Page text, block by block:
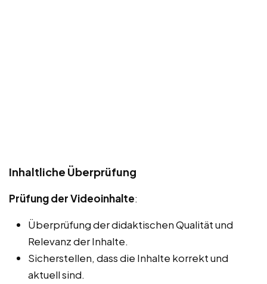
Inhaltliche Überprüfung
Prüfung der Videoinhalte:
Überprüfung der didaktischen Qualität und
Relevanz der Inhalte.
Sicherstellen, dass die Inhalte korrekt und
aktuell sind.